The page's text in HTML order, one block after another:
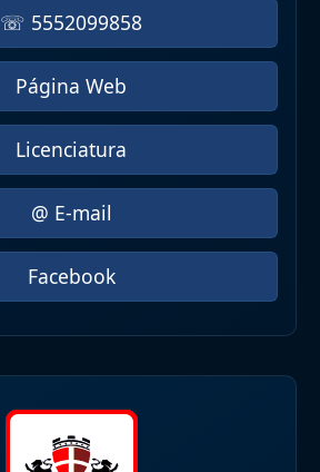
☏ 5552099858
Página Web
Licenciatura
@ E-mail
Facebook